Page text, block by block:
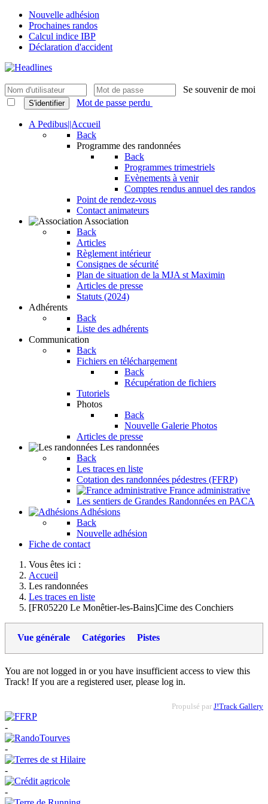
Nouvelle adhésion
Prochaines randos
Calcul indice IBP
Déclaration d'accident
Se souvenir de moi
S'identifier Mot de passe perdu
A Pedibus||Accueil
Back
Programme des randonnées
Back
Programmes trimestriels
Evènements à venir
Comptes rendus annuel des randos
Point de rendez-vous
Contact animateurs
Association
Back
Articles
Règlement intérieur
Consignes de sécurité
Plan de situation de la MJA st Maximin
Articles de presse
Statuts (2024)
Adhérents
Back
Liste des adhérents
Communication
Back
Fichiers en téléchargement
Back
Récupération de fichiers
Tutoriels
Photos
Back
Nouvelle Galerie Photos
Articles de presse
Les randonnées
Back
Les traces en liste
Cotation des randonnées pédestres (FFRP)
France administrative
Les sentiers de Grandes Randonnées en PACA
Adhésions
Back
Nouvelle adhésion
Fiche de contact
Vous êtes ici :
Accueil
Les randonnées
Les traces en liste
[FR05220 Le Monêtier-les-Bains]Cime des Conchiers
Vue générale Catégories Pistes
You are not logged in or you have insufficient access to view this
Track! If you are a registered user, please log in.
Propulsé par J!Track Gallery
-
-
-
-